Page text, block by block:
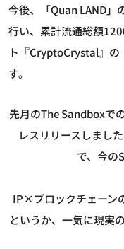
今後、「Quan LAND」
行い、累計流通総額
ト『CryptoCrystal』の
す。
先月のThe Sandboxで
レスリリースしまし
で、今の
IP×ブロックチェーン
というか、一気に現実